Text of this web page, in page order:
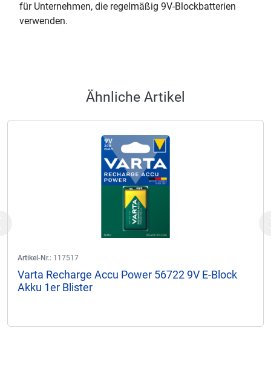
für Unternehmen, die regelmäßig 9V-Blockbatterien
verwenden.
Ähnliche Artikel
Artikel-Nr.: 117517
Varta Recharge Accu Power 56722 9V E-Block
Akku 1er Blister